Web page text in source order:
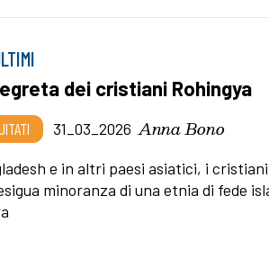
dei cristiani Rohingya
31_03_2026 Anna Bono
e in altri paesi asiatici, i cristiani
minoranza di una etnia di fede